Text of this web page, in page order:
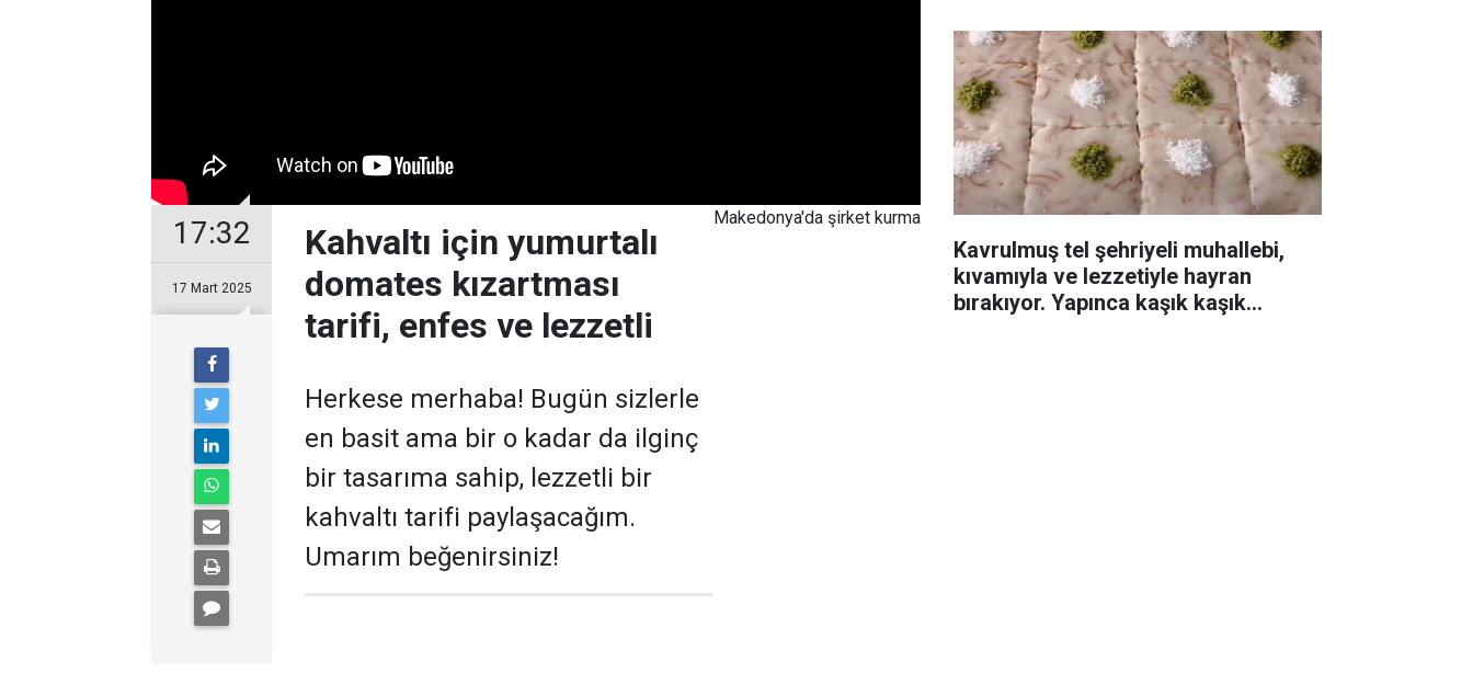
17:32
17 Mart 2025
Kahvaltı için yumurtalı
domates kızartması
tarifi, enfes ve lezzetli
Herkese merhaba! Bugün sizlerle
en basit ama bir o kadar da ilginç
bir tasarıma sahip, lezzetli bir
kahvaltı tarifi paylaşacağım.
Umarım beğenirsiniz!
Makedonya'da şirket kurma
Kavrulmuş tel şehriyeli muhallebi,
kıvamıyla ve lezzetiyle hayran
bırakıyor. Yapınca kaşık kaşık